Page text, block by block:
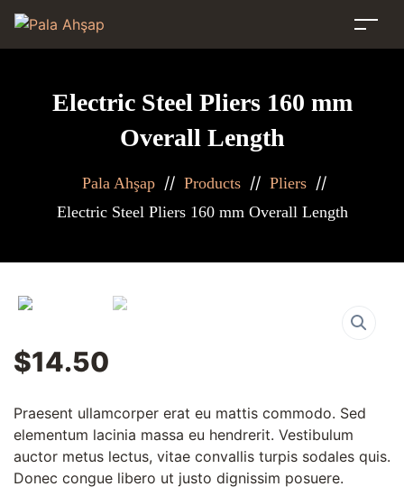
Electric Steel Pliers 160 mm
Overall Length
Pala Ahşap // Products // Pliers //
Electric Steel Pliers 160 mm Overall Length
$14.50
Praesent ullamcorper erat eu mattis commodo. Sed
elementum lacinia massa eu hendrerit. Vestibulum
auctor metus lectus, vitae convallis turpis sodales quis.
Donec congue libero ut justo dignissim posuere.